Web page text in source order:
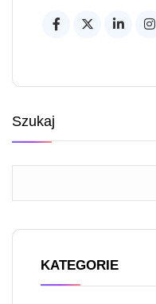
Szukaj
KATEGORIE